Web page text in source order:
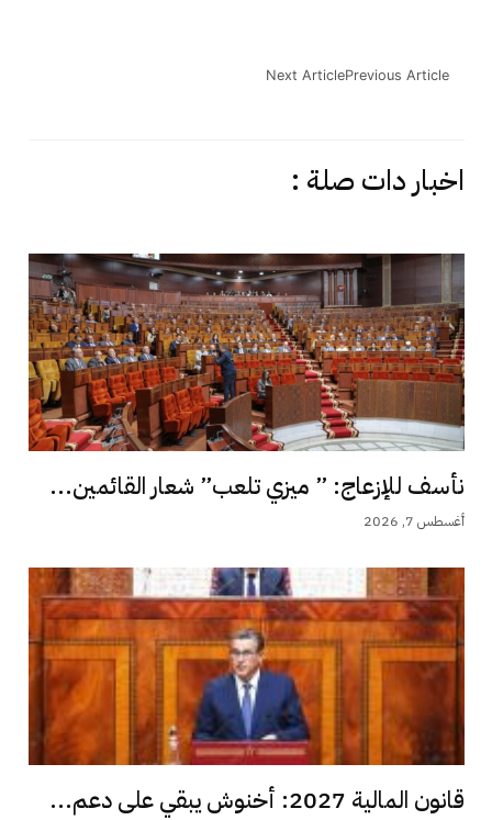
Previous Article
Next Article
اخبار دات صلة :
نأسف للإزعاج: ” ميزي تلعب” شعار القائمين...
أغسطس 7, 2026
قانون المالية 2027: أخنوش يبقي على دعم...